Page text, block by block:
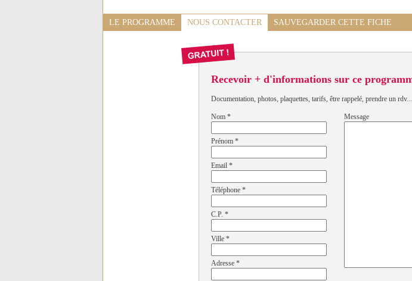
LE PROGRAMME NOUS CONTACTER SAUVEGARDER CETTE FICHE
Recevoir + d'informations sur ce
Documentation, photos, plaquettes, tarifs, être rappelé, prendre un rdv...
Nom *
Prénom *
Email *
Téléphone *
C.P. *
Ville *
Adresse *
Message